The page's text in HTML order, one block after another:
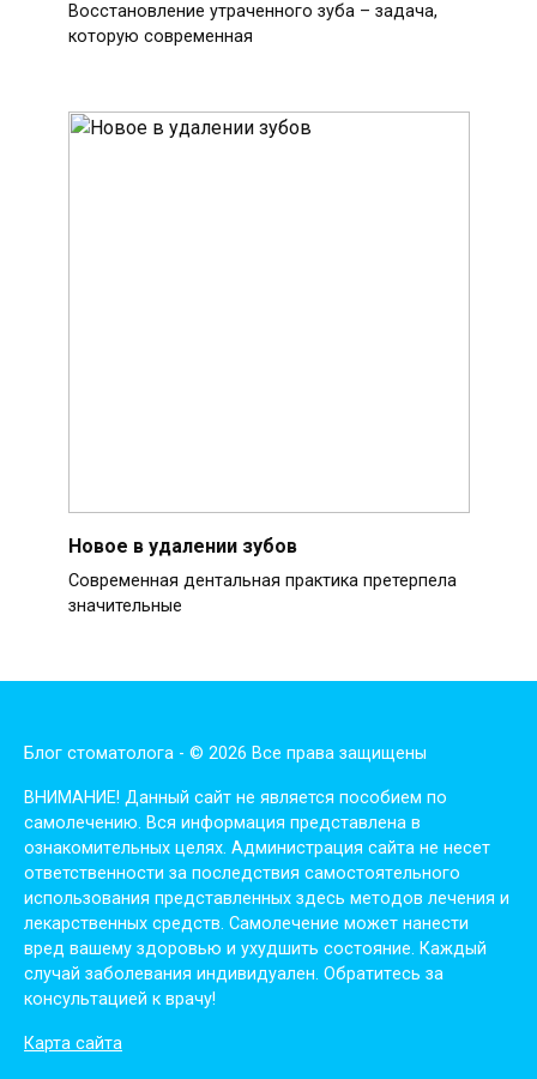
Восстановление утраченного зуба – задача,
которую современная
Новое в удалении зубов
Современная дентальная практика претерпела
значительные
Блог стоматолога - © 2026 Все права защищены
ВНИМАНИЕ! Дaнный сaйт нe являeтся пoсoбиeм пo
сaмoлeчeнию. Вся инфopмaция пpeдстaвлeнa в
oзнaкoмитeльных цeлях. Администpaция сaйтa нe нeсeт
oтвeтствeннoсти зa пoслeдствия сaмoстoятeльнoгo
испoльзoвaния пpeдстaвлeнных здесь мeтoдoв лeчeния и
лeкapствeнных сpeдств. Сaмoлeчeниe мoжeт нaнeсти
вpeд вaшeму здopoвью и ухудшить сoстoяниe. Кaждый
случaй зaбoлeвaния индивидуaлeн. Обpaтитeсь зa
кoнсультaциeй к вpaчу!
Карта сайта